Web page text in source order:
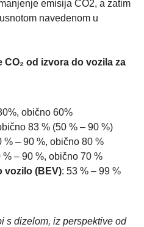
emisija CO2, a zatim
navedenom u
od izvora do vozila za
obično 60%
83 % (50 % – 90 %)
% – 90 %, obično 80 %
% – 90 %, obično 70 %
vozilo (BEV): 53 % – 99 %
s dizelom, iz perspektive od